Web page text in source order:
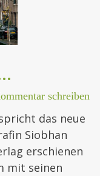
schreiben
das neue
Siobhan
erschienen
mit seinen